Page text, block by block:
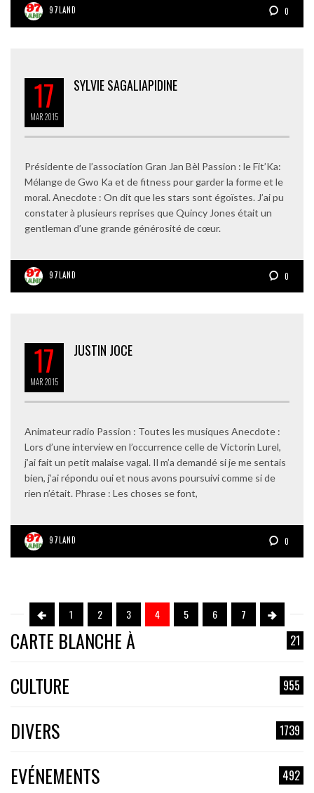
97LAND 0
17
MAR2015
SYLVIE SAGALIAPIDINE
Présidente de l’association Gran Jan Bèl Passion : le Fit’Ka:
Mélange de Gwo Ka et de fitness pour garder la forme et le
moral. Anecdote : On dit que les stars sont égoïstes. J’ai pu
constater à plusieurs reprises que Quincy Jones était un
gentleman d’une grande générosité de cœur.
97LAND 0
17
MAR2015
JUSTIN JOCE
Animateur radio Passion : Toutes les musiques Anecdote :
Lors d’une interview en l’occurrence celle de Victorin Lurel,
j’ai fait un petit malaise vagal. Il m’a demandé si je me sentais
bien, j’ai répondu oui et nous avons poursuivi comme si de
rien n’était. Phrase : Les choses se font,
97LAND 0
1 2 3 4 5 6 7
CARTE BLANCHE À 21
CULTURE 955
DIVERS 1739
EVÉNEMENTS 492